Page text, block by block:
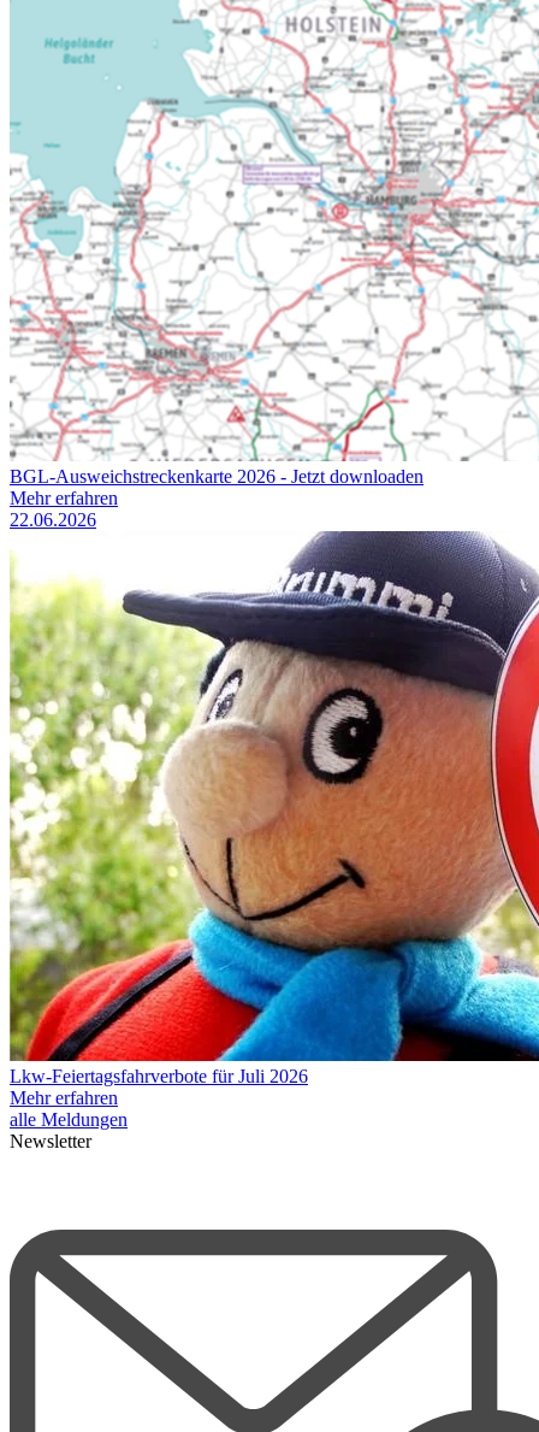
BGL-Ausweichstreckenkarte 2026 - Jetzt downloaden
Mehr erfahren
22.06.2026
Lkw-Feiertagsfahrverbote für Juli 2026
Mehr erfahren
alle Meldungen
Newsletter